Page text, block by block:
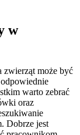
w
zwierząt może być
warto zebrać
oraz
Dobrze jest